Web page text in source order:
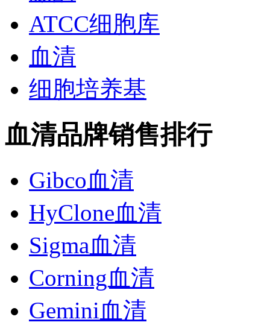
ATCC细胞库
血清
细胞培养基
血清品牌销售排行
Gibco血清
HyClone血清
Sigma血清
Corning血清
Gemini血清